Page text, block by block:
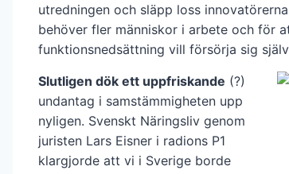
utredningen och släpp loss
behöver fler människor i arbete och för
funktionsnedsättning vill försörja sig
Slutligen dök ett uppfriskande (?)
undantag i samstämmigheten upp
nyligen. Svenskt Näringsliv genom
juristen Lars Eisner i radions P1
klargjorde att vi i Sverige borde